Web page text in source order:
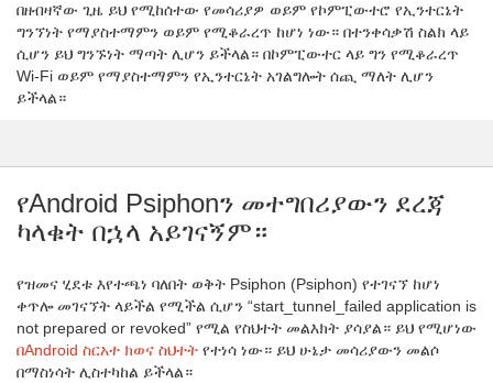
በዘብዛኛው ጊዜ ይህ የሚከሰተው የመሳሪያዎ ወይም የኮምፒውተሮ የኢንተርኔት
ግንኘነት የማያስተማምን ወይም የሚቆራረጥ ከሆነ ነው። በተንቀሳቃሽ ስልክ ላይ
ሲሆን ይህ ግንኙነት ማጣት ሊሆን ይችላል። በኮምፒውተር ላይ ግን የሚቆራረጥ
Wi-Fi ወይም የማያስተማምን የኢንተርኔት አገልግሎት ሰጪ ማለት ሊሆን
ይችላል።
የAndroid Psiphonን መተግበሪያውን ደረጃ
ካላቁት በኋላ አይገናኝም።
የዝመና ሂደቱ እየተጫነ ባለበት ወቅት Psiphon (Psiphon) የተገናኘ ከሆነ
ቀጥሎ መገናኘት ላይችል የሚችል ሲሆን “start_tunnel_failed application is
not prepared or revoked” የሚል የስህተት መልእክት ያሳያል። ይህ የሚሆነው
በAndroid ስርአተ ክወና ስህተት የተነሳ ነው። ይህ ሁኔታ መሳሪያውን መልሶ
በማስነሳት ሊስተካከል ይችላል።